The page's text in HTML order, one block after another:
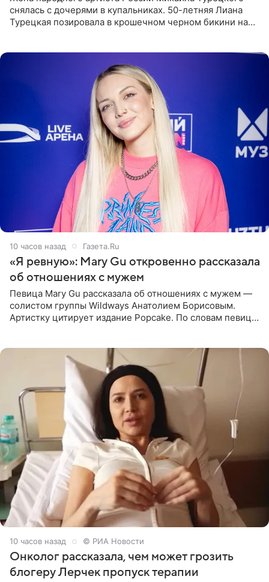
снялась с дочерями в купальниках. 50-летняя Лиана
Турецкая позировала в крошечном черном бикини на
10 часов назад Газета.Ru
«Я ревную»: Mary Gu откровенно рассказала
об отношениях с мужем
Певица Mary Gu рассказала об отношениях с мужем —
солистом группы Wildways Анатолием Борисовым.
Артистку цитирует издание Popcake. По словам певицы,
10 часов назад © РИА Новости
Онколог рассказала, чем может грозить
блогеру Лерчек пропуск терапии